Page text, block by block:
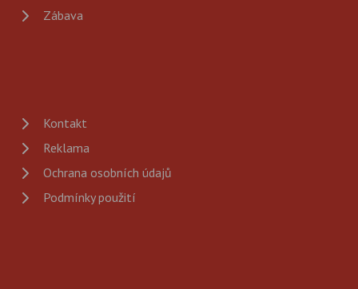
Zábava
Kontakt
Reklama
Ochrana osobních údajů
Podmínky použití